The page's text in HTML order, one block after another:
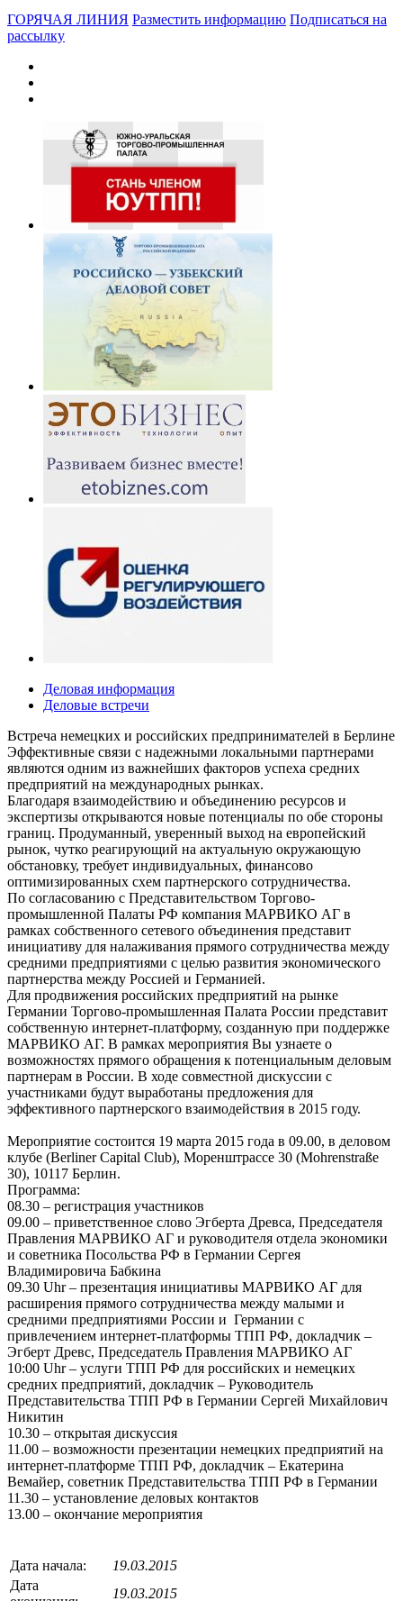
ГОРЯЧАЯ ЛИНИЯ Разместить информацию Подписаться на
рассылку
Деловая информация
Деловые встречи
Встреча немецких и российских предпринимателей в Берлине
Эффективные связи с надежными локальными партнерами
являются одним из важнейших факторов успеха средних
предприятий на международных рынках.
Благодаря взаимодействию и объединению ресурсов и
экспертизы открываются новые потенциалы по обе стороны
границ. Продуманный, уверенный выход на европейский
рынок, чутко реагирующий на актуальную окружающую
обстановку, требует индивидуальных, финансово
оптимизированных схем партнерского сотрудничества.
По согласованию с Представительством Торгово-
промышленной Палаты РФ компания МАРВИКО АГ в
рамках собственного сетевого объединения представит
инициативу для налаживания прямого сотрудничества между
средними предприятиями с целью развития экономического
партнерства между Россией и Германией.
Для продвижения российских предприятий на рынке
Германии Торгово-промышленная Палата России представит
собственную интернет-платформу, созданную при поддержке
МАРВИКО АГ. В рамках мероприятия Вы узнаете о
возможностях прямого обращения к потенциальным деловым
партнерам в России. В ходе совместной дискуссии с
участниками будут выработаны предложения для
эффективного партнерского взаимодействия в 2015 году.
Мероприятие состоится 19 марта 2015 года в 09.00, в деловом
клубе (Berliner Capital Club), Моренштрассе 30 (Mohrenstraße
30), 10117 Берлин.
Программа:
08.30 – регистрация участников
09.00 – приветственное слово Эгберта Древса, Председателя
Правления МАРВИКО АГ и руководителя отдела экономики
и советника Посольства РФ в Германии Сергея
Владимировича Бабкина
09.30 Uhr – презентация инициативы МАРВИКО АГ для
расширения прямого сотрудничества между малыми и
средними предприятиями России и Германии с
привлечением интернет-платформы ТПП РФ, докладчик –
Эгберт Древс, Председатель Правления МАРВИКО АГ
10:00 Uhr – услуги ТПП РФ для российских и немецких
средних предприятий, докладчик – Руководитель
Представительства ТПП РФ в Германии Сергей Михайлович
Никитин
10.30 – открытая дискуссия
11.00 – возможности презентации немецких предприятий на
интернет-платформе ТПП РФ, докладчик – Екатерина
Вемайер, советник Представительства ТПП РФ в Германии
11.30 – установление деловых контактов
13.00 – окончание мероприятия
Дата начала:
19.03.2015
Дата
19.03.2015